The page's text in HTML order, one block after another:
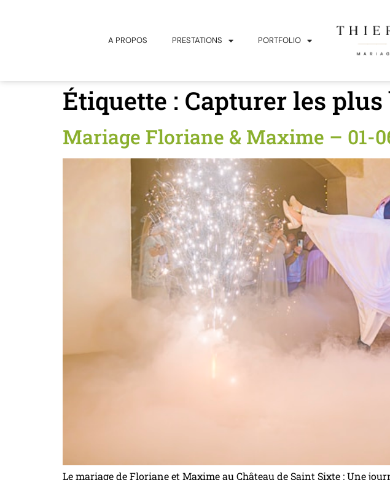
A PROPOS PRESTATIONS PORTFOLIO
Étiquette : Capturer les
Mariage Floriane & Maxime – 01-
Le mariage de Floriane et Maxime au Château de Saint Sixte : Une